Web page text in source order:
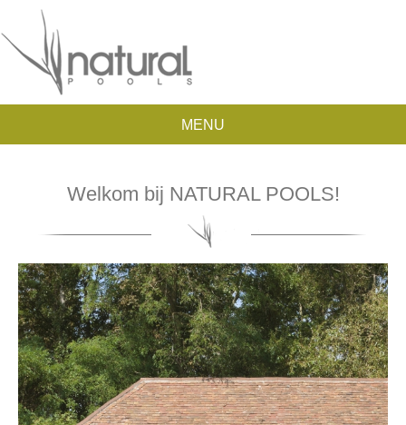
MENU
Welkom bij NATURAL POOLS!